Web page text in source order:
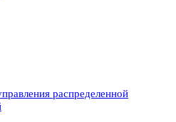
распределенной